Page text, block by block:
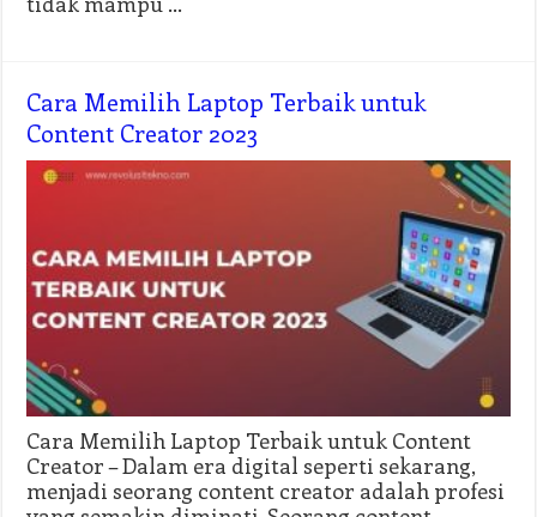
Cara Memilih Laptop Terbaik untuk
Content Creator 2023
Cara Memilih Laptop Terbaik untuk Content
Creator – Dalam era digital seperti sekarang,
menjadi seorang content creator adalah profesi